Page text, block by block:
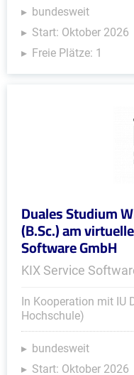
bundesweit
Start: Oktober 2026
Freie Plätze: 1
Duales Studium
(B.Sc.) am
Software GmbH
KIX Service
In Kooperation mit IU
Hochschule)
bundesweit
Start: Oktober 2026